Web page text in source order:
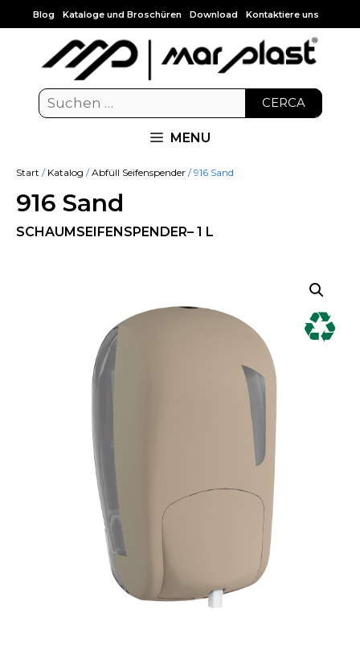
Blog Kataloge und Broschüren Download Kontaktiere uns
CERCA
MENU
Start / Katalog /Abfüll Seifenspender / 916 Sand
916 Sand
SCHAUMSEIFENSPENDER– 1 L